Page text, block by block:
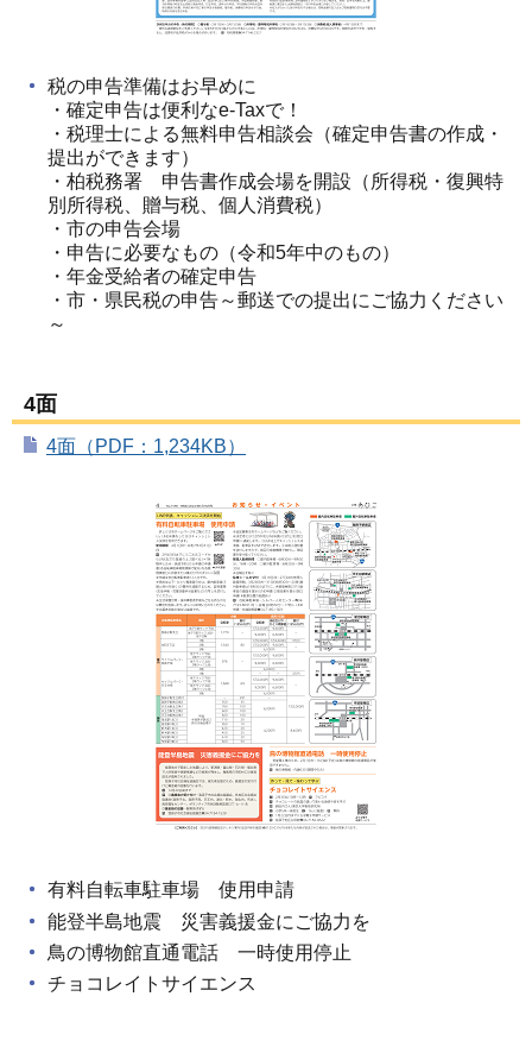
税の申告準備はお早めに
・確定申告は便利なe-Taxで！
・税理士による無料申告相談会（確定申告書の作成・
提出ができます）
・柏税務署 申告書作成会場を開設（所得税・復興特
別所得税、贈与税、個人消費税）
・市の申告会場
・申告に必要なもの（令和5年中のもの）
・年金受給者の確定申告
・市・県民税の申告～郵送での提出にご協力ください
～
4面
4面（PDF：1,234KB）
有料自転車駐車場 使用申請
能登半島地震 災害義援金にご協力を
鳥の博物館直通電話 一時使用停止
チョコレイトサイエンス